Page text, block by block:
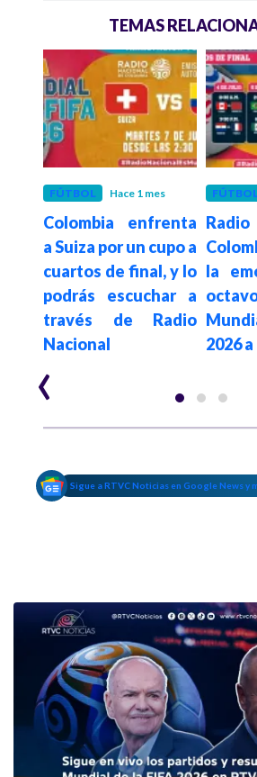
TEMAS
FÚTBOL Hace 1 mes
Colombia enfrenta
a Suiza por un cupo a
cuartos de final, y lo
podrás escuchar a
través de Radio
Nacional
FÚTBOL
la
2026
‹
Sigue a RTVC Noticias en Google News y